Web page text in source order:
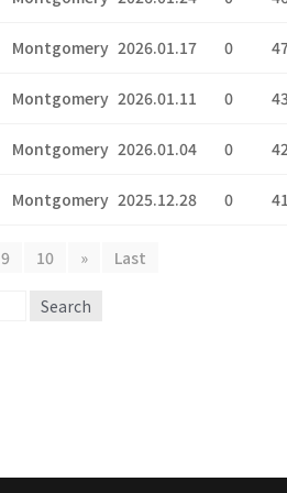
Montgomery 2026.01.17 0
Montgomery 2026.01.11 0
Montgomery 2026.01.04 0
Montgomery 2025.12.28 0
9 10 » Last
Search